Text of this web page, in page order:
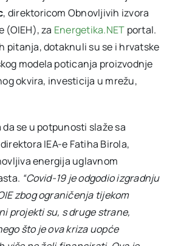
, direktoricom Obnovljivih izvora
(OIEH), za Energetika.NET portal.
pitanja, dotaknuli su se i hrvatske
modela poticanja proizvodnje
okvira, investicija u mrežu,
da se u potpunosti slaže sa
IEA-e Fatiha Birola,
energija uglavnom
“Covid-19 je odgodio izgradnju
zbog ograničenja tijekom
projekti su, s druge strane,
što je ova kriza uopće